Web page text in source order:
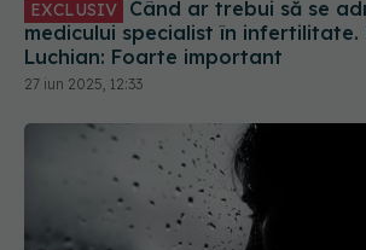
medicului specialist în infertilitate.
Luchian: Foarte important
27 iun 2025, 12:33